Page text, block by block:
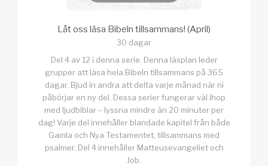
Låt oss läsa Bibeln tillsammans! (April)
30 dagar
Del 4 av 12 i denna serie. Denna läsplan leder
grupper att läsa hela Bibeln tillsammans på 365
dagar. Bjud in andra att delta varje månad när ni
påbörjar en ny del. Dessa serier fungerar väl ihop
med ljudbiblar – lyssna mindre än 20 minuter per
dag! Varje del innehåller blandade kapitel från både
Gamla och Nya Testamentet, tillsammans med
psalmer. Del 4 innehåller Matteusevangeliet och
Job.